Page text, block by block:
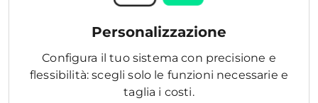
Personalizzazione
Configura il tuo sistema con precisione e
flessibilità: scegli solo le funzioni necessarie e
taglia i costi.